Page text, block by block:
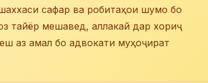
сафар ва робитаҳои шумо бо
тайёр мешавед, аллакай дар хориҷ
аз амал бо адвокати муҳоҷират